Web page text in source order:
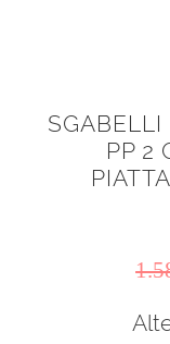
SGABELLI
PP 2